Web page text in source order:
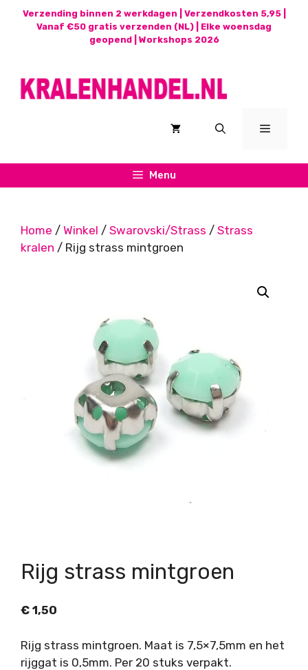
Verzending binnen 2 werkdagen | Verzendkosten 5,95 |
Vanaf €50 gratis verzenden (NL) | Elke woensdag
geopend | Workshops 2026
Menu
Menu
Home / Winkel / Swarovski/Strass / Strass
kralen / Rijg strass mintgroen
Rijg strass mintgroen
€ 1,50
Rijg strass mintgroen. Maat is 7,5×7,5mm en het
rijggat is 0,5mm. Per 20 stuks verpakt.